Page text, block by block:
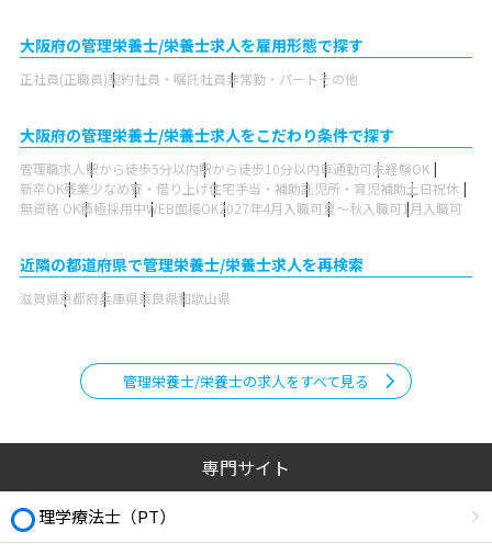
大阪府の管理栄養士/栄養士求人を雇用形態で探す
正社員(正職員)契約社員・嘱託社員非常勤・パートその他
大阪府の管理栄養士/栄養士求人をこだわり条件で探す
管理職求人 駅から徒歩5分以内駅から徒歩10分以内車通勤可未経験OK
新卒OK残業少なめ寮・借り上げ住宅手当・補助託児所・育児補助土日祝休
無資格 OK積極採用中WEB面接OK2027年4月入職可夏～秋入職可1月入職可
近隣の都道府県で管理栄養士/栄養士求人を再検索
滋賀県京都府兵庫県奈良県和歌山県
管理栄養士/栄養士の求人をすべて見る
専門サイト
理学療法士（PT）